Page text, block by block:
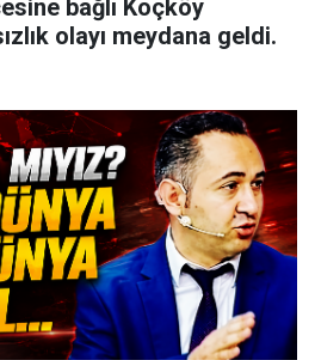
bağlı Koçköy
olayı meydana geldi.